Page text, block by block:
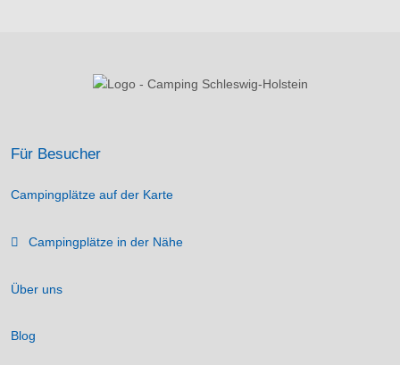
Für Besucher
Campingplätze auf der Karte
Campingplätze in der Nähe
Über uns
Blog